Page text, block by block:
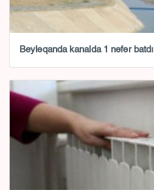
Beyləqanda kanalda 1 nəfər batdı